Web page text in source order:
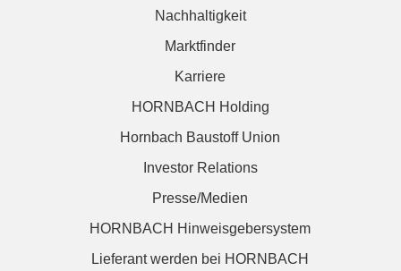
Nachhaltigkeit
Marktfinder
Karriere
HORNBACH Holding
Hornbach Baustoff Union
Investor Relations
Presse/Medien
HORNBACH Hinweisgebersystem
Lieferant werden bei HORNBACH